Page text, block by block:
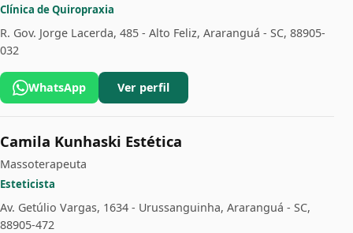
Clínica de Quiropraxia
R. Gov. Jorge Lacerda, 485 - Alto Feliz, Araranguá - SC, 88905-
032
WhatsApp Ver perfil
Camila Kunhaski Estética
Massoterapeuta
Esteticista
Av. Getúlio Vargas, 1634 - Urussanguinha, Araranguá - SC,
88905-472